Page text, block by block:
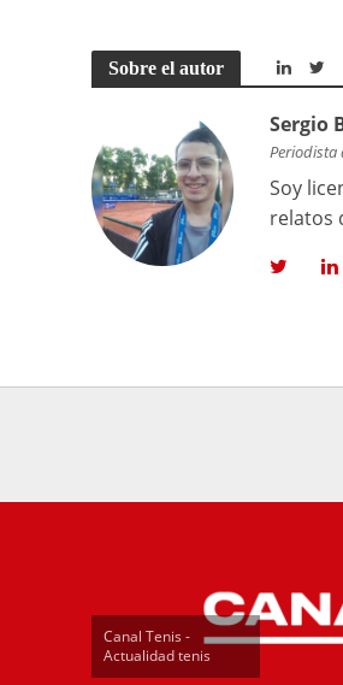
Sobre el autor
Sergio
Periodista
Soy
relatos
Canal Tenis -
Actualidad tenis